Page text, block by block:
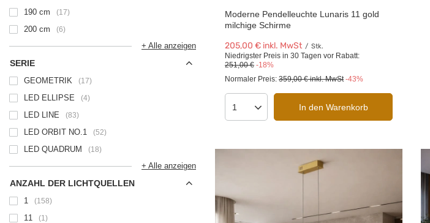
190 cm 17
200 cm 6
+ Alle anzeigen
SERIE
GEOMETRIK 17
LED ELLIPSE 4
LED LINE 83
LED ORBIT NO.1 52
LED QUADRUM 18
+ Alle anzeigen
ANZAHL DER LICHTQUELLEN
1 158
11 1
Moderne Pendelleuchte Lunaris 11 gold
milchige Schirme
205,00 € inkl. MwSt / Stk.
Niedrigster Preis in 30 Tagen vor Rabatt:
251,00 € -18%
Normaler Preis: 359,00 €inkl. MwSt -43%
In den Warenkorb